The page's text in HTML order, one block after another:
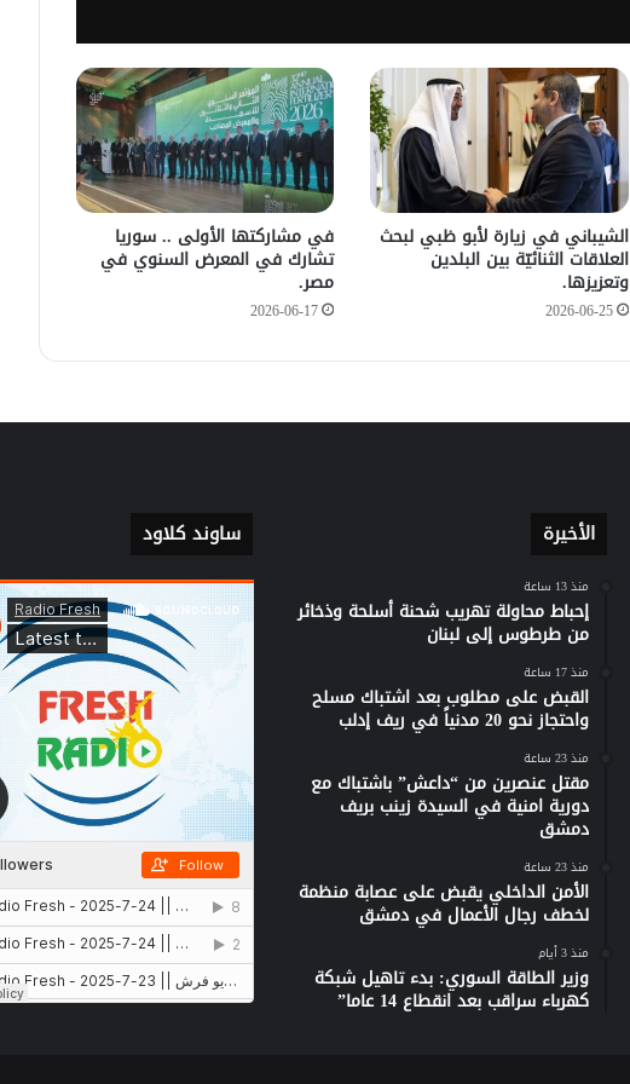
سليمان عبد الباقي مدير أمن السويداء
يكشف سبب انفجار مركبة على طريق
دمشق
في زيارته الأولى .. الرئيس الفرنسي
يصل إلى سوريا.
الشيباني في زيارة لأبو ظبي لبحث
العلاقات الثنائيّة بين البلدين
وتعزيزها.
2026-06-25
في مشاركتها الأولى .. سوريا
تشارك في المعرض السنوي في
مصر.
2026-06-17
الأخيرة
منذ 13 ساعة
إحباط محاولة تهريب شحنة أسلحة وذخائر
من طرطوس إلى لبنان
منذ 17 ساعة
القبض على مطلوب بعد اشتباك مسلح
واحتجاز نحو 20 مدنياً في ريف إدلب
منذ 23 ساعة
مقتل عنصرين من “داعش” باشتباك مع
دورية امنية في السيدة زينب بريف
دمشق
منذ 23 ساعة
الأمن الداخلي يقبض على عصابة منظمة
لخطف رجال الأعمال في دمشق
منذ 3 أيام
وزير الطاقة السوري: بدء تاهيل شبكة
كهرباء سراقب بعد انقطاع 14 عاما”
ساوند كلاود